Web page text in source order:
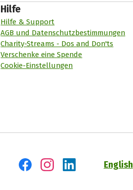
Hilfe
Hilfe & Support
AGB und Datenschutzbestimmungen
Charity-Streams - Dos and Don'ts
Verschenke eine Spende
Cookie-Einstellungen
English